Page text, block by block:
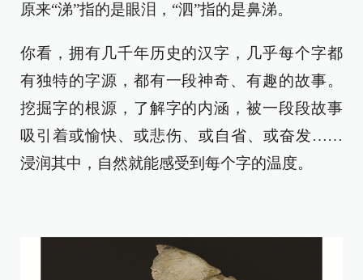
原来“涕”指的是眼泪，“泗”指的是鼻涕。
你看，拥有几千年历史的汉字，几乎每个字都
有独特的字源，都有一段神奇、有趣的故事。
挖掘字的根源，了解字的内涵，被一段段故事
吸引着或愉快、或悲伤、或自省、或奋发……
浸润其中，自然就能感受到每个字的温度。